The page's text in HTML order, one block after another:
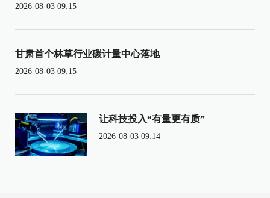
2026-08-03 09:15
甘肃首个林草行业碳计量中心落地
2026-08-03 09:15
让科技投入“有量更有质”
2026-08-03 09:14